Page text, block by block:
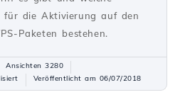
für die Aktivierung auf den
Paketen bestehen.
Ansichten 3280
Veröffentlicht am 06/07/2018